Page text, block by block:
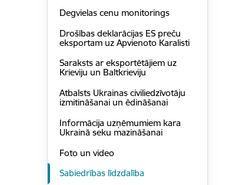
Degvielas cenu monitorings
Drošības deklarācijas ES preču
eksportam uz Apvienoto Karalisti
Saraksts ar eksportētājiem uz
Krieviju un Baltkrieviju
Atbalsts Ukrainas civiliedzīvotāju
izmitināšanai un ēdināšanai
Informācija uzņēmumiem kara
Ukrainā seku mazināšanai
Foto un video
Sabiedrības līdzdalība